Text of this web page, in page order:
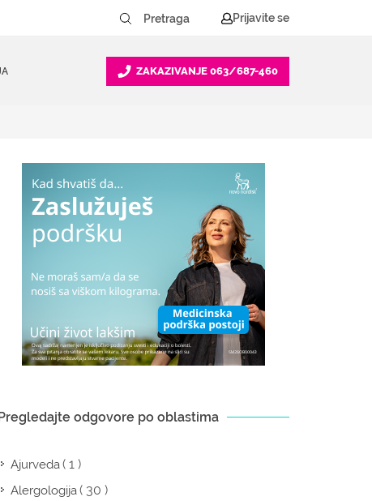
Prijavite se
ZAKAZIVANJE 063/687-460
odgovore po oblastima
Ajurveda( 1 )
Alergologija( 30 )